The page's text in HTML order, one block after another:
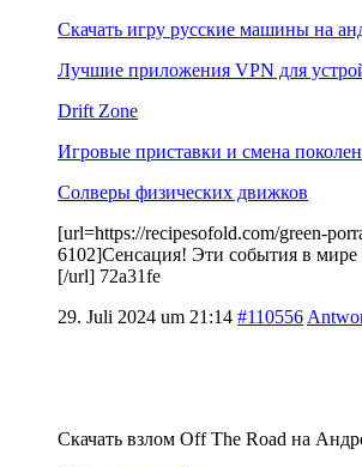
Скачать игру русские машины на
Лучшие приложения VPN для
Drift Zone
Игровые приставки и смена
Солверы физических движков
[url=https://recipesofold.com/green-
6102]Сенсация! Эти события в мире
[/url] 72a31fe
29. Juli 2024 um 21:14 #110556
Скачать взлом Off The Road на